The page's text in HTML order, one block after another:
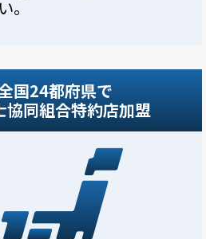
。
国24都府県で
協同組合特約店加盟